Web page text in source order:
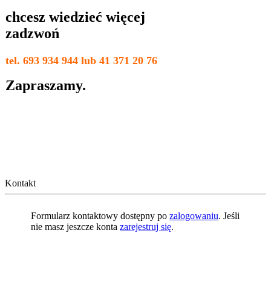
chcesz wiedzieć więcej
zadzwoń
tel. 693 934 944 lub 41 371 20 76
Zapraszamy.
Kontakt
Formularz kontaktowy dostępny pozalogowaniu. Jeśli
nie masz jeszcze kontazarejestruj się.